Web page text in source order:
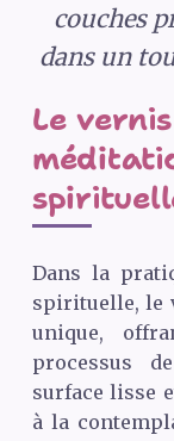
couches
dans un
Le
Dans la
spirituelle, le
unique,
processus
surface lisse
à la